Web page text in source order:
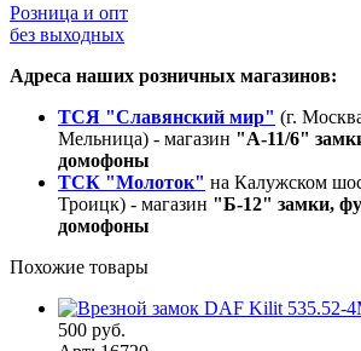
Розница и опт
без выходных
Адреса наших розничных магазинов:
ТСЯ "Славянский мир" (г.
Мельница) - магазин "А-11/6"
домофоны
ТСК "Молоток" на Калужском
Троицк) - магазин "Б-12" замки,
домофоны
Похожие товары
500 руб.